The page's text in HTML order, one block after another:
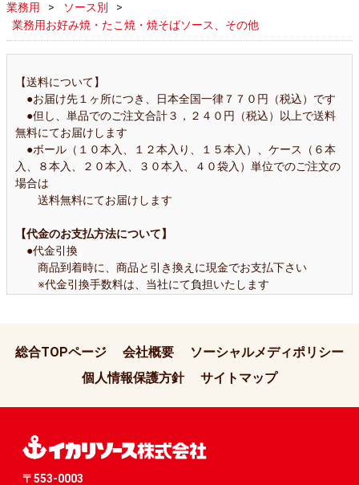
業務用
ソース別
業務用お好み焼・たこ焼・焼そばソース、その他
【送料について】
●お届け先１ヶ所につき、日本全国一律７７０円（税込）です
●但し、単品でのご注文合計３，２４０円（税込）以上で送料
無料にてお届けします
●ボール（１０本入、１２本入り、１５本入）、ケース（６本
入、８本入、２０本入、３０本入、４０袋入）単位でのご注文の
場合は
送料無料にてお届けします
【代金のお支払方法について】
●代金引換
商品到着時に、商品と引き換えに現金でお支払下さい
※代金引換手数料は、当社にて負担いたします
一破損等がございましたら、ご一報ください
【個人情報のお取扱いについて】
【その他】
総合TOPページ 会社概要
ソーシャルメディポリシー
個人情報保護方針
サイトマップ
〒553-0003